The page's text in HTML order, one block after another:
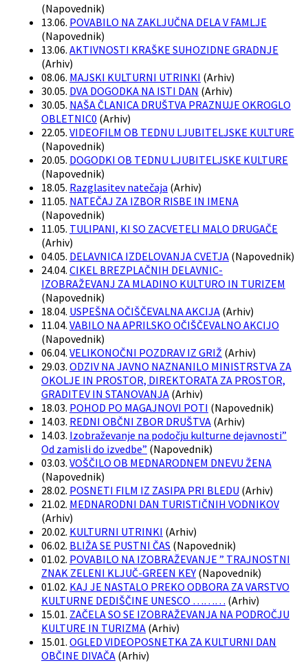
(Napovednik)
13.06. POVABILO NA ZAKLJUČNA DELA V FAMLJE
(Napovednik)
13.06. AKTIVNOSTI KRAŠKE SUHOZIDNE GRADNJE
(Arhiv)
08.06. MAJSKI KULTURNI UTRINKI (Arhiv)
30.05. DVA DOGODKA NA ISTI DAN (Arhiv)
30.05. NAŠA ČLANICA DRUŠTVA PRAZNUJE OKROGLO
OBLETNIC0 (Arhiv)
22.05. VIDEOFILM OB TEDNU LJUBITELJSKE KULTURE
(Napovednik)
20.05. DOGODKI OB TEDNU LJUBITELJSKE KULTURE
(Napovednik)
18.05. Razglasitev natečaja (Arhiv)
11.05. NATEČAJ ZA IZBOR RISBE IN IMENA
(Napovednik)
11.05. TULIPANI, KI SO ZACVETELI MALO DRUGAČE
(Arhiv)
04.05. DELAVNICA IZDELOVANJA CVETJA (Napovednik)
24.04. CIKEL BREZPLAČNIH DELAVNIC-
IZOBRAŽEVANJ ZA MLADINO KULTURO IN TURIZEM
(Napovednik)
18.04. USPEŠNA OČIŠČEVALNA AKCIJA (Arhiv)
11.04. VABILO NA APRILSKO OČIŠČEVALNO AKCIJO
(Napovednik)
06.04. VELIKONOČNI POZDRAV IZ GRIŽ (Arhiv)
29.03. ODZIV NA JAVNO NAZNANILO MINISTRSTVA ZA
OKOLJE IN PROSTOR, DIREKTORATA ZA PROSTOR,
GRADITEV IN STANOVANJA (Arhiv)
18.03. POHOD PO MAGAJNOVI POTI (Napovednik)
14.03. REDNI OBČNI ZBOR DRUŠTVA (Arhiv)
14.03. Izobraževanje na podočju kulturne dejavnosti”
Od zamisli do izvedbe” (Napovednik)
03.03. VOŠČILO OB MEDNARODNEM DNEVU ŽENA
(Napovednik)
28.02. POSNETI FILM IZ ZASIPA PRI BLEDU (Arhiv)
21.02. MEDNARODNI DAN TURISTIČNIH VODNIKOV
(Arhiv)
20.02. KULTURNI UTRINKI (Arhiv)
06.02. BLIŽA SE PUSTNI ČAS (Napovednik)
01.02. POVABILO NA IZOBRAŽEVANJE ” TRAJNOSTNI
ZNAK ZELENI KLJUČ-GREEN KEY (Napovednik)
01.02. KAJ JE NASTALO PREKO ODBORA ZA VARSTVO
KULTURNE DEDIŠČINE UNESCO ……… (Arhiv)
15.01. ZAČELA SO SE IZOBRAŽEVANJA NA PODROČJU
KULTURE IN TURIZMA (Arhiv)
15.01. OGLED VIDEOPOSNETKA ZA KULTURNI DAN
OBČINE DIVAČA (Arhiv)